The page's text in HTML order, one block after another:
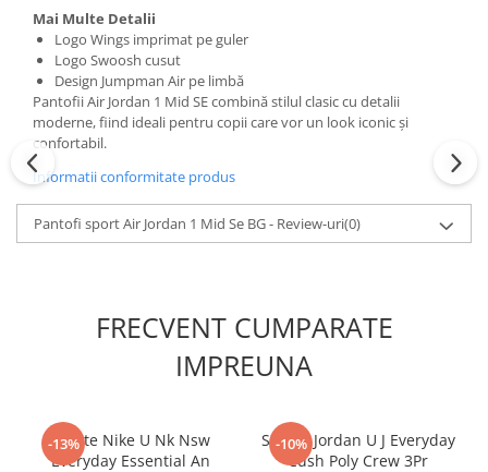
Mai Multe Detalii
Logo Wings imprimat pe guler
Logo Swoosh cusut
Design Jumpman Air pe limbă
Pantofii Air Jordan 1 Mid SE combină stilul clasic cu detalii
moderne, fiind ideali pentru copii care vor un look iconic și
confortabil.
Informatii conformitate produs
Pantofi sport Air Jordan 1 Mid Se BG - Review-uri(0)
FRECVENT CUMPARATE
IMPREUNA
-13%
Sosete Nike U Nk Nsw
Everyday Essential An
-10%
Sosete Jordan U J Everyday
Cush Poly Crew 3Pr